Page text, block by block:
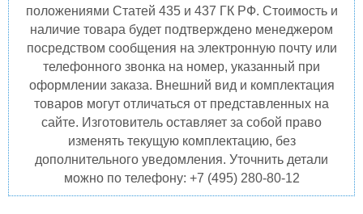
положениями Статей 435 и 437 ГК РФ. Стоимость и
наличие товара будет подтверждено менеджером
посредством сообщения на электронную почту или
телефонного звонка на номер, указанный при
оформлении заказа. Внешний вид и комплектация
товаров могут отличаться от представленных на
сайте. Изготовитель оставляет за собой право
изменять текущую комплектацию, без
дополнительного уведомления. Уточнить детали
можно по телефону: +7 (495) 280-80-12